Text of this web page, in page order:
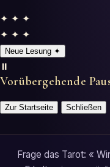
✦ ✦ ✦
✦ ✦ ✦
Neue Lesung ✦
⏸️
Vorübergehende
Zur Startseite Schließen
Frage das Tarot: «